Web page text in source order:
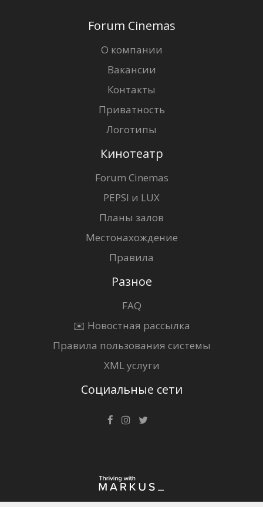
Forum Cinemas
О компании
Вакансии
Контакты
Приватность
Логотипы
Кинотеатр
Forum Cinemas
PEPSI и LUX
Планы залов
Местонахождение
Правила
Разное
FAQ
✉️ Новостная рассылка
Правила пользования системы
XML услуги
Социальные сети